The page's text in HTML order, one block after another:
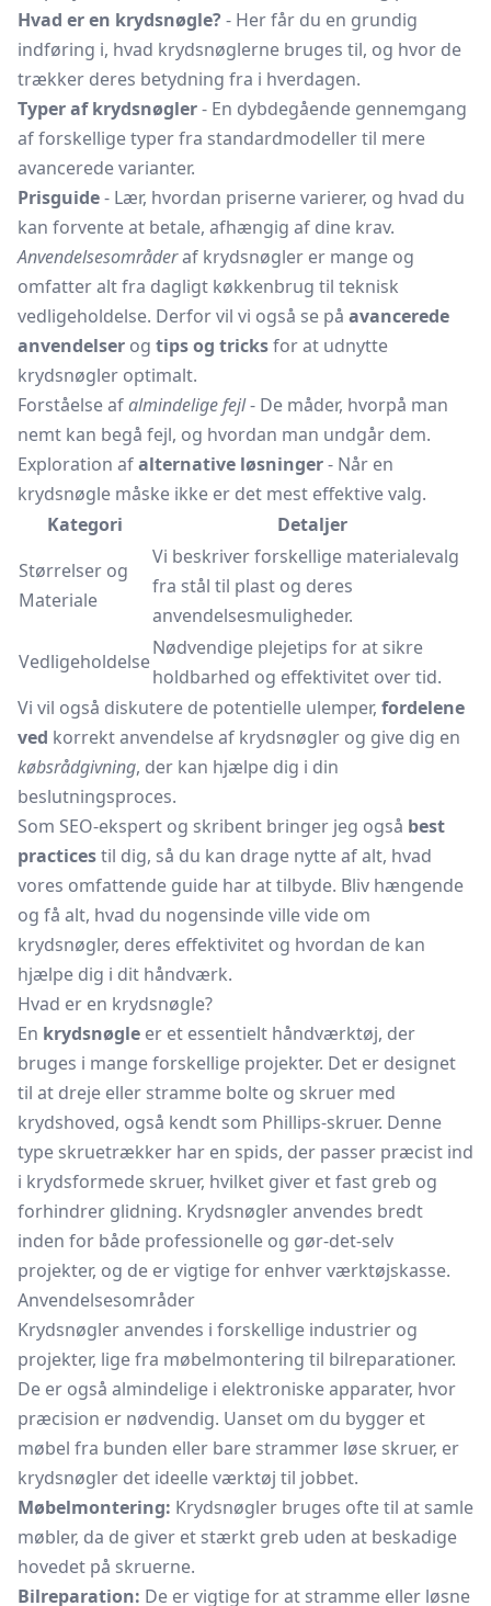
Hvad er en krydsnøgle?- Her får du en grundig
indføring i, hvad krydsnøglerne bruges til, og hvor de
trækker deres betydning fra i hverdagen.
Typer af krydsnøgler- En dybdegående gennemgang
af forskellige typer fra standardmodeller til mere
avancerede varianter.
Prisguide- Lær, hvordan priserne varierer, og hvad du
kan forvente at betale, afhængig af dine krav.
Anvendelsesområderaf krydsnøgler er mange og
omfatter alt fra dagligt køkkenbrug til teknisk
vedligeholdelse. Derfor vil vi også se på avancerede
anvendelser og tips og tricksfor at udnytte
krydsnøgler optimalt.
Forståelse afalmindelige fejl- De måder, hvorpå man
nemt kan begå fejl, og hvordan man undgår dem.
Exploration afalternative løsninger- Når en
krydsnøgle måske ikke er det mest effektive valg.
Kategori
Detaljer
Størrelser og
Materiale
Vi beskriver forskellige materialevalg
fra stål til plast og deres
anvendelsesmuligheder.
Vedligeholdelse
Nødvendige plejetips for at sikre
holdbarhed og effektivitet over tid.
Vi vil også diskutere de potentielle ulemper, fordelene
ved korrekt anvendelse af krydsnøgler og give dig en
købsrådgivning, der kan hjælpe dig i din
beslutningsproces.
Som SEO-ekspert og skribent bringer jeg også best
practicestil dig, så du kan drage nytte af alt, hvad
vores omfattende guide har at tilbyde. Bliv hængende
og få alt, hvad du nogensinde ville vide om
krydsnøgler, deres effektivitet og hvordan de kan
hjælpe dig i dit håndværk.
Hvad er en krydsnøgle?
En krydsnøgle er et essentielt håndværktøj, der
bruges i mange forskellige projekter. Det er designet
til at dreje eller stramme bolte og skruer med
krydshoved, også kendt som Phillips-skruer. Denne
type skruetrækker har en spids, der passer præcist ind
i krydsformede skruer, hvilket giver et fast greb og
forhindrer glidning. Krydsnøgler anvendes bredt
inden for både professionelle og gør-det-selv
projekter, og de er vigtige for enhver værktøjskasse.
Anvendelsesområder
Krydsnøgler anvendes i forskellige industrier og
projekter, lige fra møbelmontering til bilreparationer.
De er også almindelige i elektroniske apparater, hvor
præcision er nødvendig. Uanset om du bygger et
møbel fra bunden eller bare strammer løse skruer, er
krydsnøgler det ideelle værktøj til jobbet.
Møbelmontering: Krydsnøgler bruges ofte til at samle
møbler, da de giver et stærkt greb uden at beskadige
hovedet på skruerne.
Bilreparation: De er vigtige for at stramme eller løsne